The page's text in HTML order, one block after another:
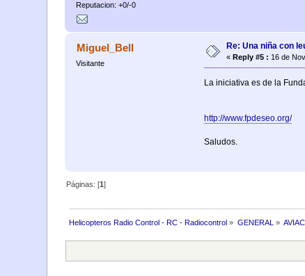
Reputacion: +0/-0
Miguel_Bell
Visitante
Re: Una niña con
«Reply #5 : 16 de
La iniciativa es de la
http://www.fpdeseo.org/
Saludos.
Páginas: [1]
Helicopteros Radio Control - RC - Radiocontrol » GENERAL »